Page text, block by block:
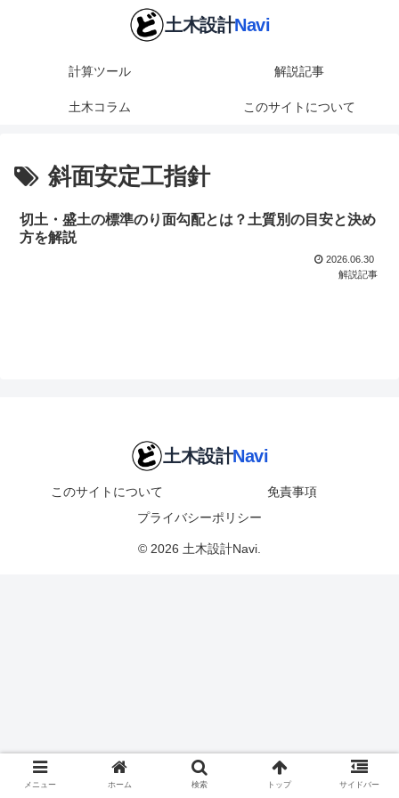
計算ツール 解説記事
土木コラム このサイトについて
斜面安定工指針
切土・盛土の標準のり面勾配とは？土質別の目安と決め
方を解説
2026.06.30
解説記事
このサイトについて
免責事項
プライバシーポリシー
© 2026 土木設計Navi.
メニュー ホーム 検索 トップ サイドバー